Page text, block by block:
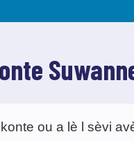
ou a lè l sèvi